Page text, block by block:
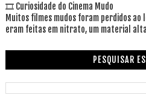
🎞 Curiosidade do Cinema Mudo
Muitos filmes mudos foram perdidos ao
eram feitas em nitrato, um material
PESQUISAR